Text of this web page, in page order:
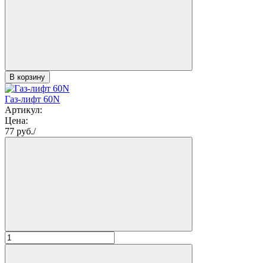
В корзину
Газ-лифт 60N
Артикул:
Цена:
77 руб./